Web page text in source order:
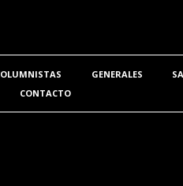
GENERALES
CONTACTO